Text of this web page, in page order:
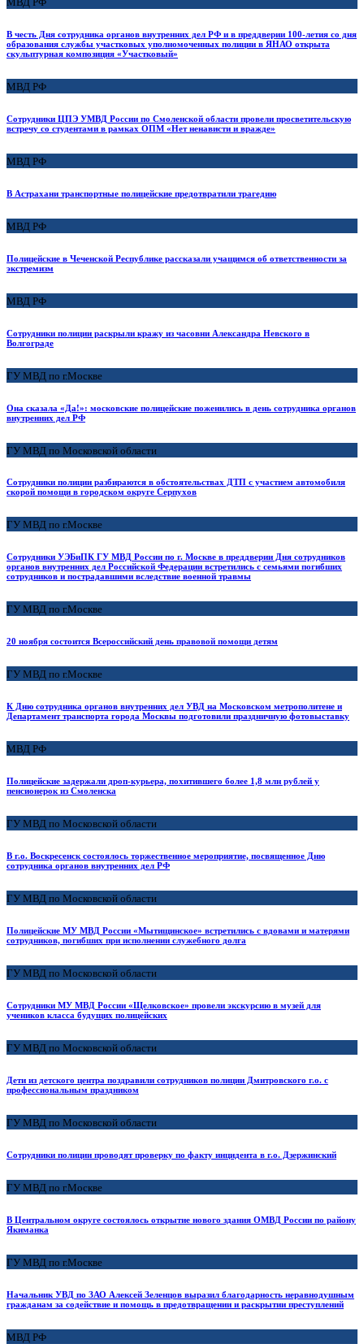
В честь Дня сотрудника органов внутренних дел РФ и в преддверии 100-летия со дня
образования службы участковых уполномоченных полиции в ЯНАО открыта
скульптурная композиция «Участковый»
МВД РФ
Сотрудники ЦПЭ УМВД России по Смоленской области провели просветительскую
встречу со студентами в рамках ОПМ «Нет ненависти и вражде»
МВД РФ
В Астрахани транспортные полицейские предотвратили трагедию
МВД РФ
Полицейские в Чеченской Республике рассказали учащимся об ответственности за
экстремизм
МВД РФ
Сотрудники полиции раскрыли кражу из часовни Александра Невского в
Волгограде
ГУ МВД по г.Москве
Она сказала «Да!»: московские полицейские поженились в день сотрудника органов
внутренних дел РФ
ГУ МВД по Московской области
Сотрудники полиции разбираются в обстоятельствах ДТП с участием автомобиля
скорой помощи в городском округе Серпухов
ГУ МВД по г.Москве
Сотрудники УЭБиПК ГУ МВД России по г. Москве в преддверии Дня сотрудников
органов внутренних дел Российской Федерации встретились с семьями погибших
сотрудников и пострадавшими вследствие военной травмы
ГУ МВД по г.Москве
20 ноября состоится Всероссийский день правовой помощи детям
ГУ МВД по г.Москве
К Дню сотрудника органов внутренних дел УВД на Московском метрополитене и
Департамент транспорта города Москвы подготовили праздничную фотовыставку
МВД РФ
Полицейские задержали дроп-курьера, похитившего более 1,8 млн рублей у
пенсионерок из Смоленска
ГУ МВД по Московской области
В г.о. Воскресенск состоялось торжественное мероприятие, посвященное Дню
сотрудника органов внутренних дел РФ
ГУ МВД по Московской области
Полицейские МУ МВД России «Мытищинское» встретились с вдовами и матерями
сотрудников, погибших при исполнении служебного долга
ГУ МВД по Московской области
Сотрудники МУ МВД России «Щелковское» провели экскурсию в музей для
учеников класса будущих полицейских
ГУ МВД по Московской области
Дети из детского центра поздравили сотрудников полиции Дмитровского г.о. с
профессиональным праздником
ГУ МВД по Московской области
Сотрудники полиции проводят проверку по факту инцидента в г.о. Дзержинский
ГУ МВД по г.Москве
В Центральном округе состоялось открытие нового здания ОМВД России по району
Якиманка
ГУ МВД по г.Москве
Начальник УВД по ЗАО Алексей Зеленцов выразил благодарность неравнодушным
гражданам за содействие и помощь в предотвращении и раскрытии преступлений
МВД РФ